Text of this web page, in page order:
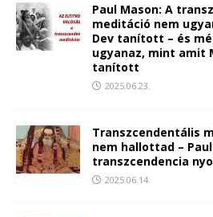
Paul Mason: A
meditáció nem
Dev tanított – és
ugyanaz, mint amit
tanított
2025.06.23.
Transzcendentális
nem hallottad –
transzcendencia
2025.06.14.